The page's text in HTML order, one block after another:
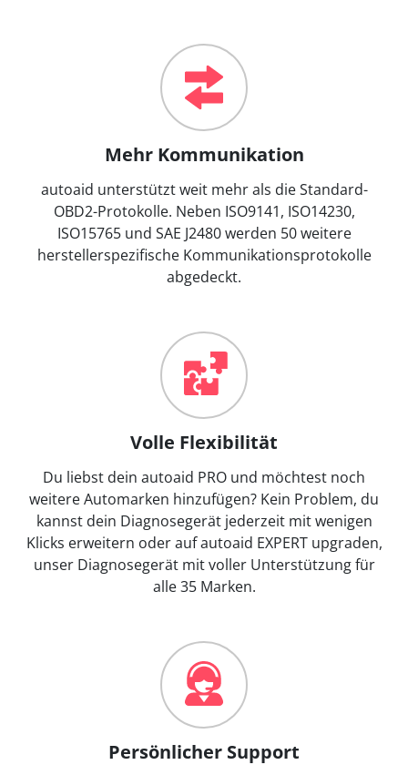
Mehr Kommunikation
autoaid unterstützt weit mehr als die Standard-
OBD2-Protokolle. Neben ISO9141, ISO14230,
ISO15765 und SAE J2480 werden 50 weitere
herstellerspezifische Kommunikationsprotokolle
abgedeckt.
Volle Flexibilität
Du liebst dein autoaid PRO und möchtest noch
weitere Automarken hinzufügen? Kein Problem, du
kannst dein Diagnosegerät jederzeit mit wenigen
Klicks erweitern oder auf autoaid EXPERT upgraden,
unser Diagnosegerät mit voller Unterstützung für
alle 35 Marken.
Persönlicher Support